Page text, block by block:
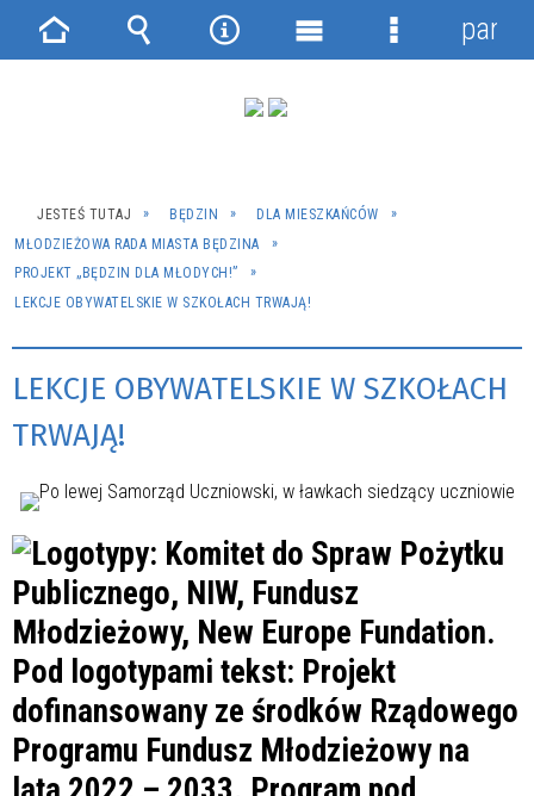
JESTEŚ TUTAJ BĘDZIN
DLA MIESZKAŃCÓW
MŁODZIEŻOWA RADA MIASTA BĘDZINA
PROJEKT „BĘDZIN DLA MŁODYCH!”
LEKCJE OBYWATELSKIE W SZKOŁACH TRWAJĄ!
LEKCJE OBYWATELSKIE W SZKOŁACH
TRWAJĄ!
Strona Wyszukiwarka
NarzędziaMenu
Menu
panel